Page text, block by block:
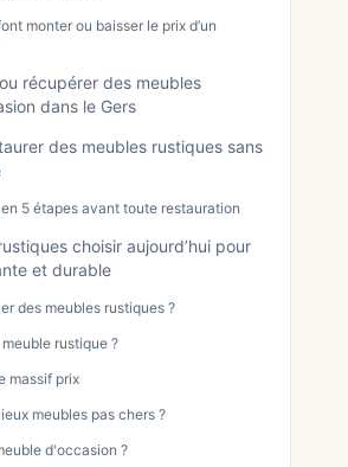
monter ou baisser le prix d’un
récupérer des meubles
dans le Gers
des meubles rustiques sans
5 étapes avant toute restauration
choisir aujourd’hui pour
et durable
des meubles rustiques ?
rustique ?
massif prix
meubles pas chers ?
d'occasion ?